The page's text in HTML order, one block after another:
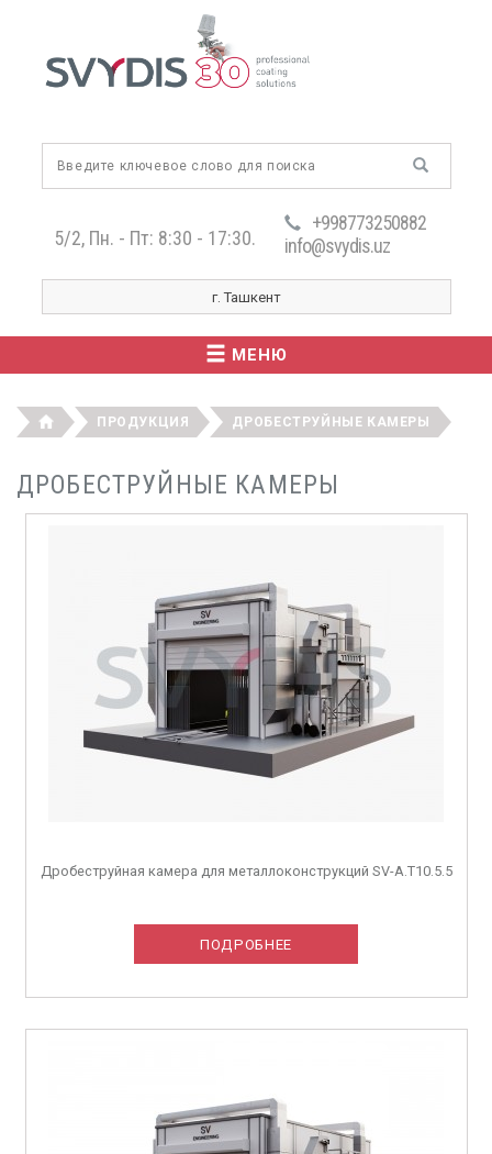
5/2, Пн. - Пт: 8:30 - 17:30.
+998773250882
info@svydis.uz
г. Ташкент
МЕНЮ
ПРОДУКЦИЯ ДРОБЕСТРУЙНЫЕ КАМЕРЫ
ДРОБЕСТРУЙНЫЕ КАМЕРЫ
Дробеструйная камера для металлоконструкций SV-A.T10.5.5
ПОДРОБНЕЕ